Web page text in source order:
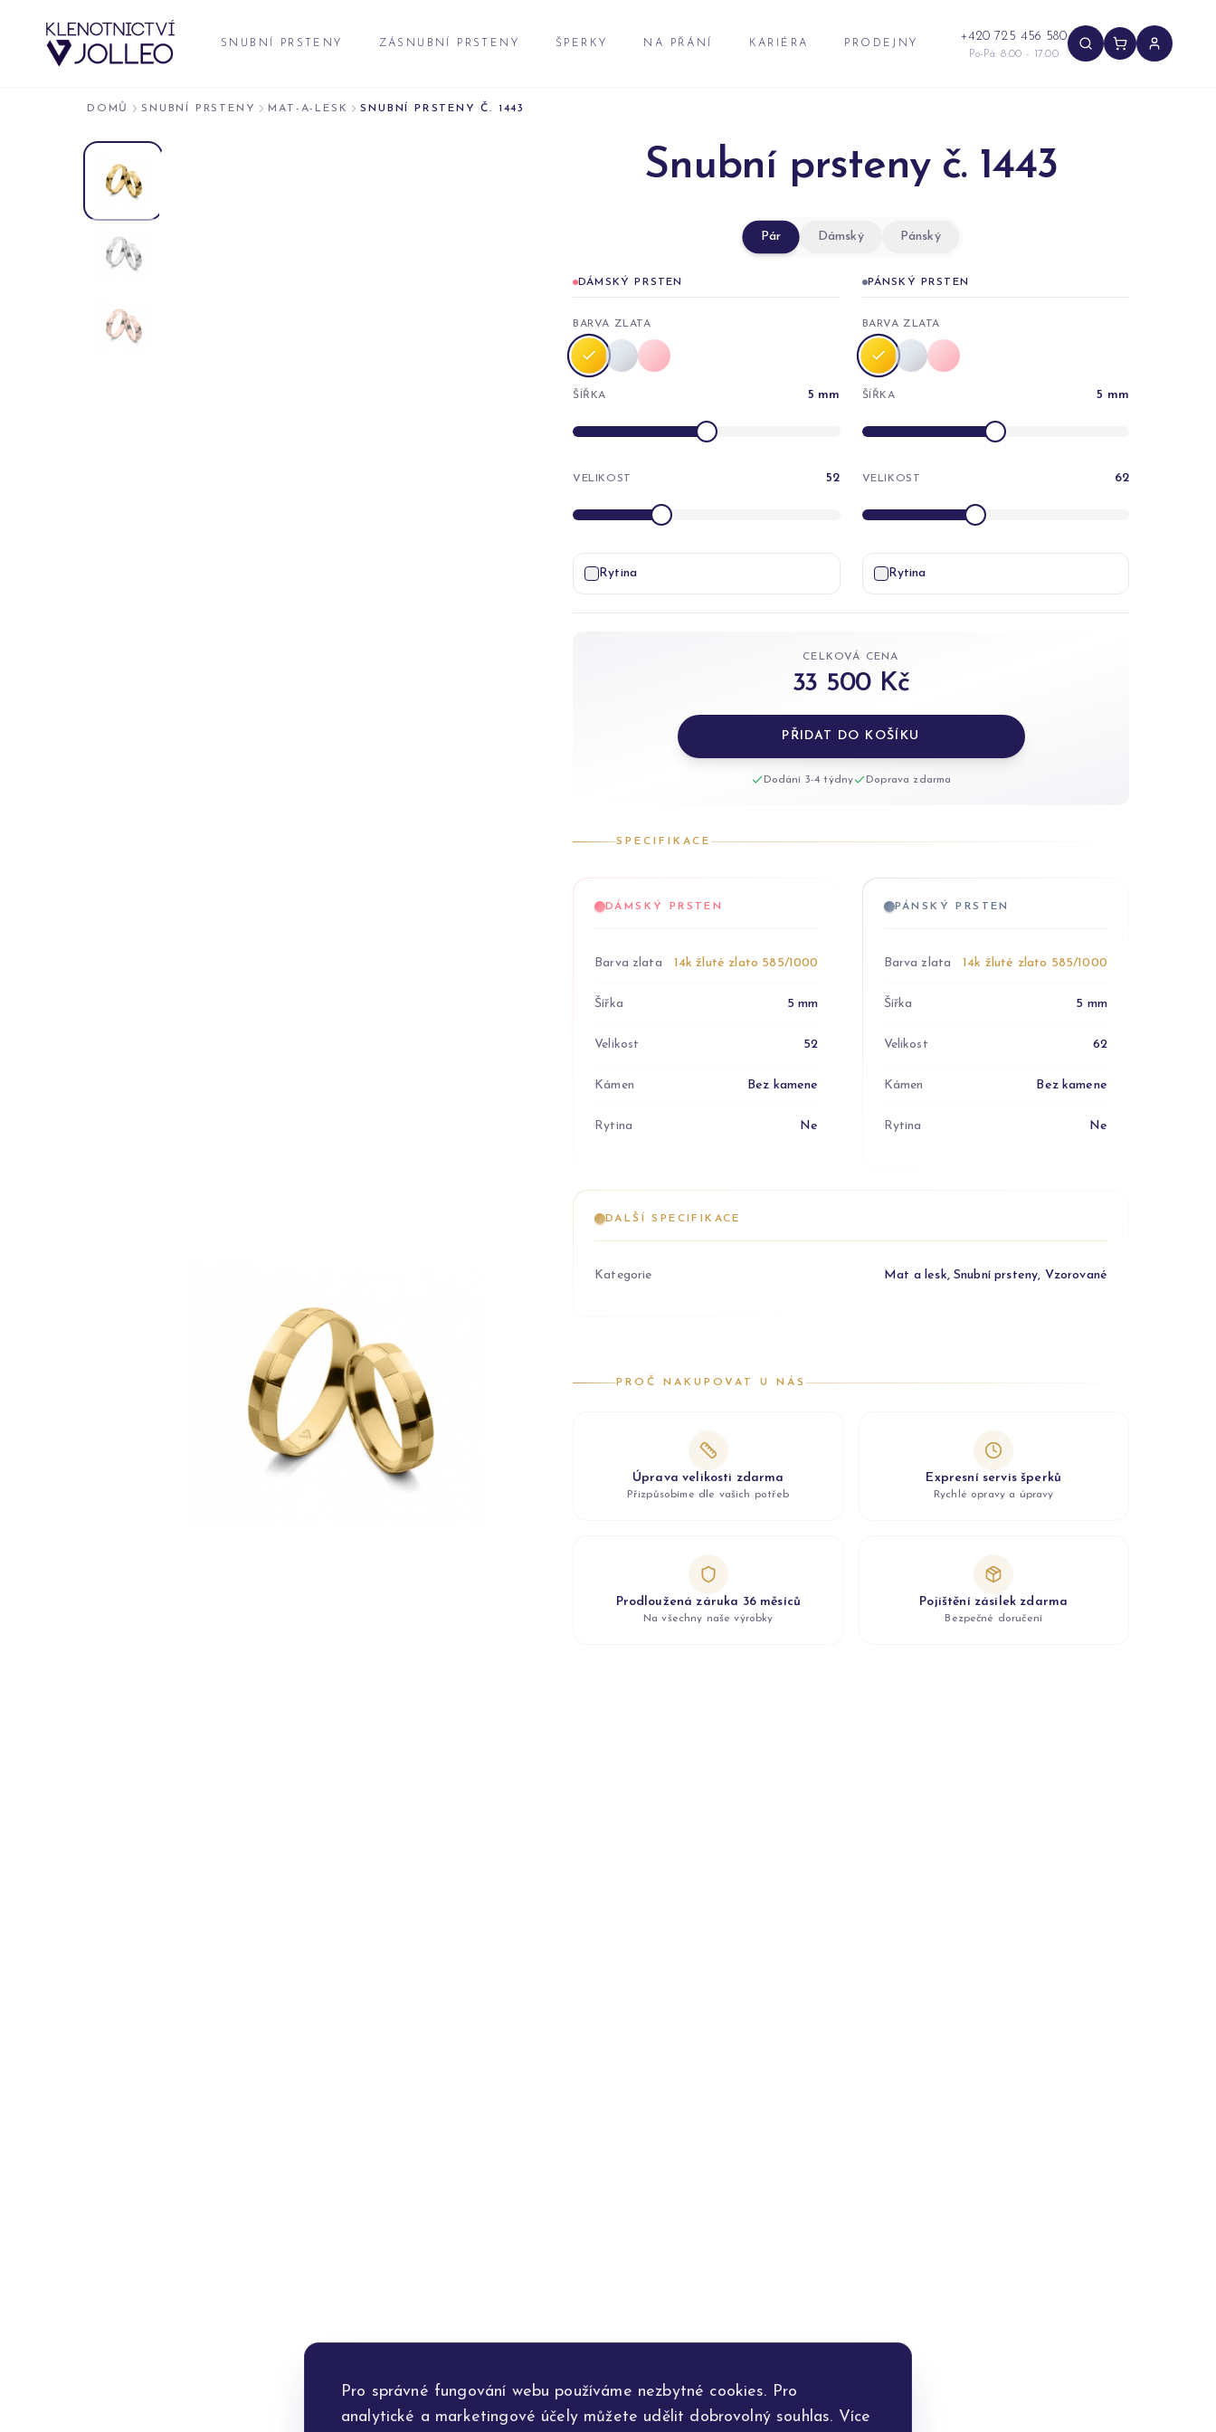
Pro správné fungování webu používáme nezbytné cookies. Pro
analytické a marketingové účely můžete udělit dobrovolný souhlas. Více
SNUBNÍ PRSTENY ZÁSNUBNÍ PRSTENY ŠPERKY NA PŘÁNÍ KARIÉRA PRODEJNY +420 725 456 580
Po-Pá: 8:00 - 17:00
DOMŮ SNUBNÍ PRSTENY MAT-A-LESK SNUBNÍ PRSTENY Č. 1443
Snubní prsteny č. 1443
Pár Dámský Pánský
DÁMSKÝ PRSTEN
BARVA ZLATA
ŠÍŘKA 5 mm
VELIKOST 52
Rytina
PÁNSKÝ PRSTEN
BARVA ZLATA
ŠÍŘKA 5 mm
VELIKOST 62
Rytina
CELKOVÁ CENA
33 500 Kč
PŘIDAT DO KOŠÍKU
Dodání 3-4 týdny Doprava zdarma
SPECIFIKACE
DÁMSKÝ PRSTEN
Barva zlata 14k žluté zlato 585/1000
Šířka 5 mm
Velikost 52
Kámen Bez kamene
Rytina Ne
PÁNSKÝ PRSTEN
Barva zlata 14k žluté zlato 585/1000
Šířka 5 mm
Velikost 62
Kámen Bez kamene
Rytina Ne
DALŠÍ SPECIFIKACE
Kategorie Mat a lesk, Snubní prsteny, Vzorované
PROČ NAKUPOVAT U NÁS
Úprava velikosti zdarma
Přizpůsobíme dle vašich potřeb
Expresní servis šperků
Rychlé opravy a úpravy
Prodloužená záruka 36 měsíců
Na všechny naše výrobky
Pojištění zásilek zdarma
Bezpečné doručení